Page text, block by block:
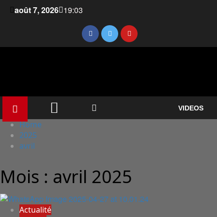
août 7, 2026 19:03
VIDEOS
Home
2025
avril
Mois : avril 2025
Actualité